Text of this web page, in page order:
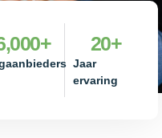
+
Jaar
ervaring
20+